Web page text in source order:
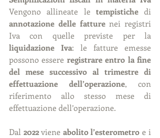
Vengono allineate le tempistiche
annotazione delle fatture nei registri
liquidazione Iva: le fatture emesse
possono essere registrare entro la fine
del mese successivo al trimestre di
effettuazione dell’operazione, con
riferimento allo stesso mese di
effettuazione dell’operazione.
Dal 2022 viene abolito l’esterometro e i